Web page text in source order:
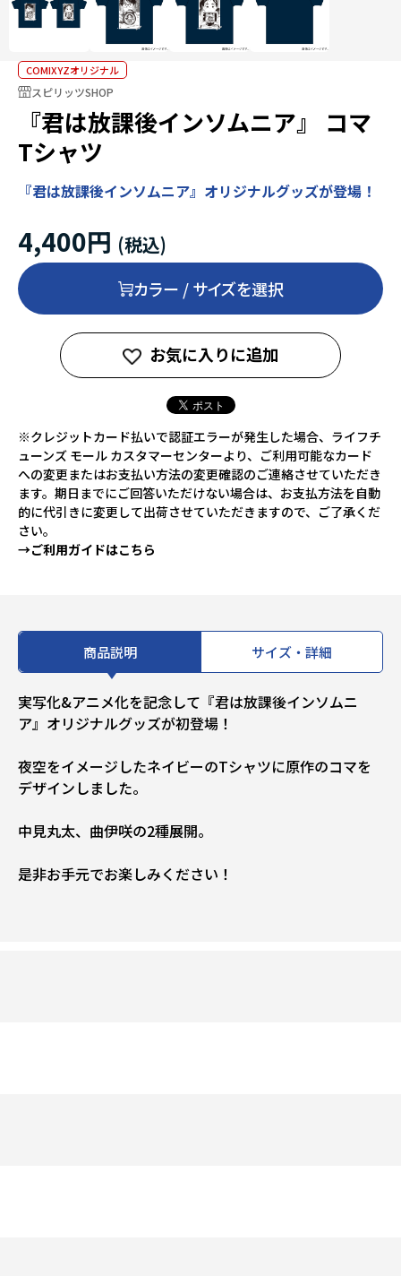
COMIXYZオリジナル
スピリッツSHOP
『君は放課後インソムニア』 コマ
Tシャツ
『君は放課後インソムニア』オリジナルグッズが登場！
4,400円
カラー / サイズを選択
お気に入りに追加
※クレジットカード払いで認証エラーが発生した場合、ライフチ
ューンズ モール カスタマーセンターより、ご利用可能なカード
への変更またはお支払い方法の変更確認のご連絡させていただき
ます。期日までにご回答いただけない場合は、お支払方法を自動
的に代引きに変更して出荷させていただきますので、ご了承くだ
さい。
→ご利用ガイドはこちら
商品説明 サイズ・詳細
実写化&アニメ化を記念して『君は放課後インソムニ
ア』オリジナルグッズが初登場！
夜空をイメージしたネイビーのTシャツに原作のコマを
デザインしました。
中見丸太、曲伊咲の2種展開。
是非お手元でお楽しみください！